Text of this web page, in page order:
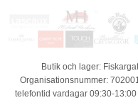
Butik och lager:
Organisationsnummer:
telefontid vardagar 09:30-